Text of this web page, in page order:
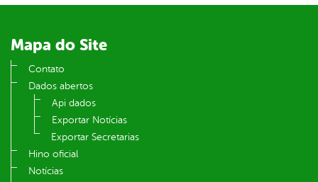
Mapa do Site
Contato
Dados abertos
Api dados
Exportar Notícias
Exportar Secretarias
Hino oficial
Notícias